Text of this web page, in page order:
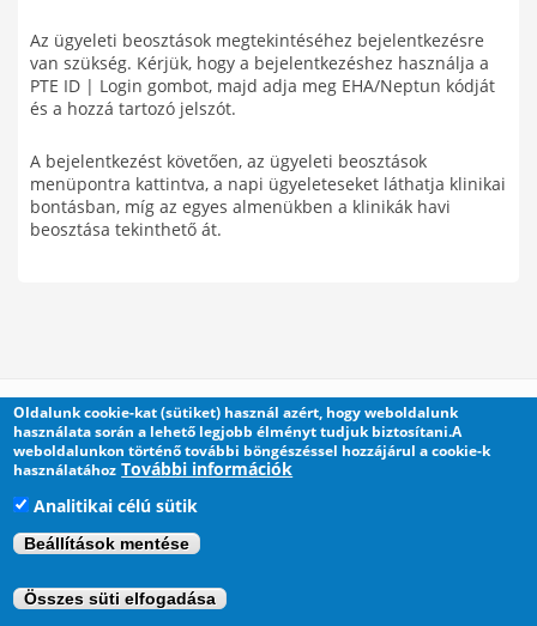
Az ügyeleti beosztások megtekintéséhez bejelentkezésre
van szükség. Kérjük, hogy a bejelentkezéshez használja a
PTE ID | Login gombot, majd adja meg EHA/Neptun kódját
és a hozzá tartozó jelszót.
A bejelentkezést követően, az ügyeleti beosztások
menüpontra kattintva, a napi ügyeleteseket láthatja klinikai
bontásban, míg az egyes almenükben a klinikák havi
beosztása tekinthető át.
Home
Oldalunk cookie-kat (sütiket) használ azért, hogy weboldalunk
használata során a lehető legjobb élményt tudjuk biztosítani.A
weboldalunkon történő további böngészéssel hozzájárul a cookie-k
használatához További információk
Analitikai célú sütik
Beállítások mentése
Összes süti elfogadása